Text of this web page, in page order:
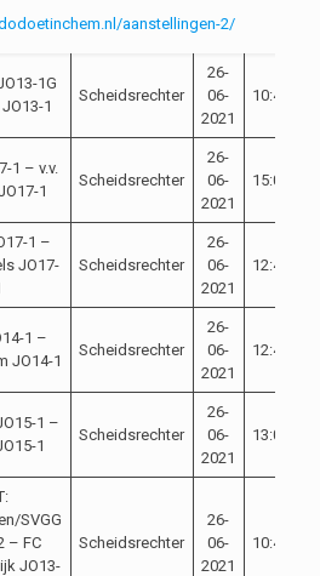
aanstellingen-2/
1G
1
Scheidsrechter
26-
06-
2021
10:45
1 – v.v.
1
Scheidsrechter
26-
06-
2021
15:00
1 –
JO17-
Scheidsrechter
26-
06-
2021
12:45
1 –
JO14-1
Scheidsrechter
26-
06-
2021
12:45
1 –
1
Scheidsrechter
26-
06-
2021
13:00
SVGG
– FC
JO13-
Scheidsrechter
26-
06-
2021
10:45